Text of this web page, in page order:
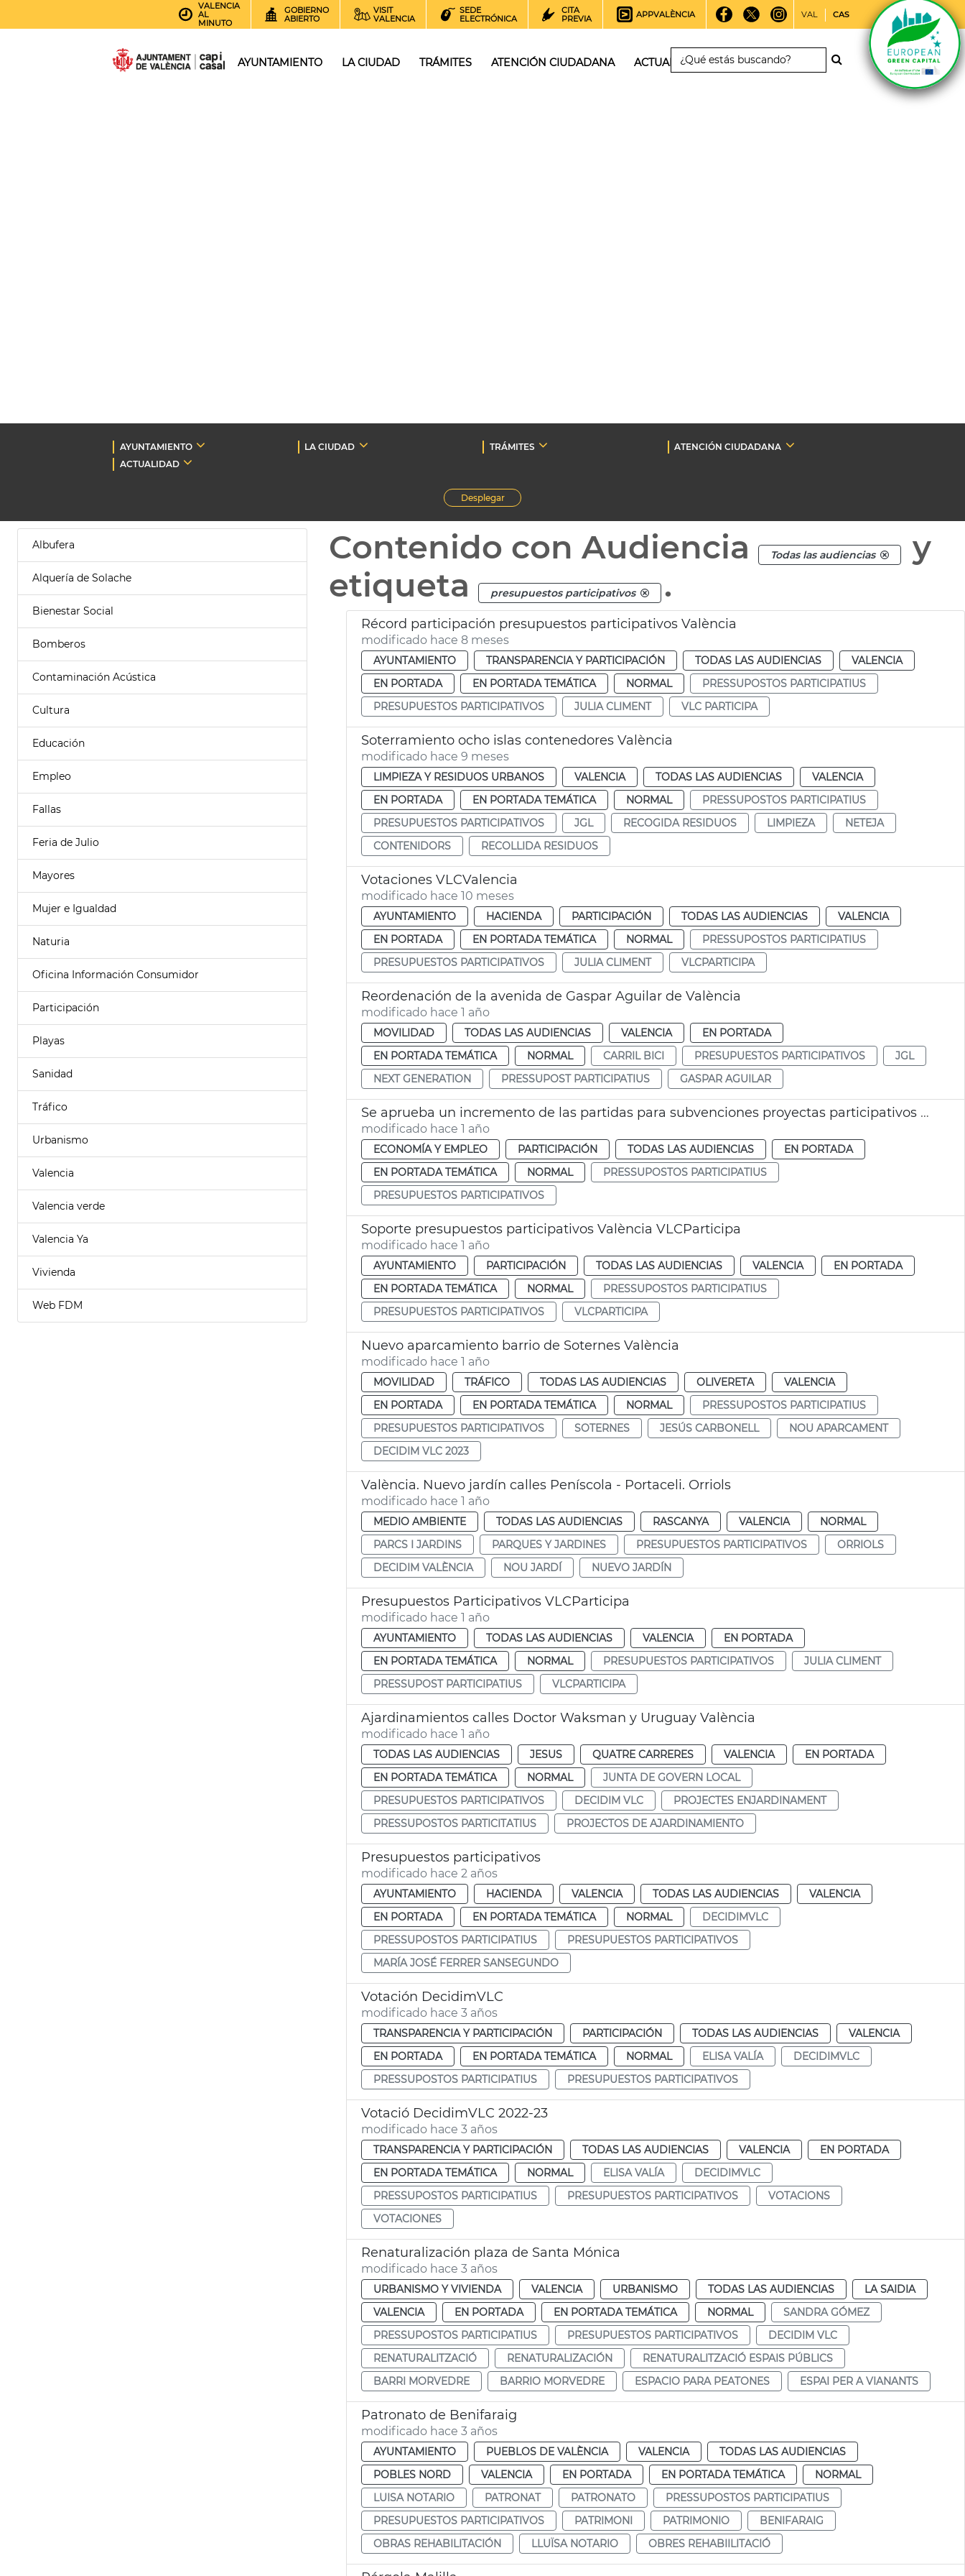
VALENCIA
AL
MINUTO
GOBIERNO
ABIERTO
VISIT
VALENCIA
SEDE
ELECTRÓNICA
CITA
PREVIA
APPVALÈNCIA VAL CAS
AYUNTAMIENTO LA CIUDAD TRÁMITES ATENCIÓN CIUDADANA ACTUALIDAD
AYUNTAMIENTO LA CIUDAD TRÁMITES
ATENCIÓN CIUDADANA
ACTUALIDAD
Desplegar
Albufera
Alquería de Solache
Bienestar Social
Bomberos
Contaminación Acústica
Cultura
Educación
Empleo
Fallas
Feria de Julio
Mayores
Mujer e Igualdad
Naturia
Oficina Información Consumidor
Participación
Playas
Sanidad
Tráfico
Urbanismo
Valencia
Valencia verde
Valencia Ya
Vivienda
Web FDM
Contenido con Audiencia Todas las audiencias
y
etiqueta
presupuestos participativos .
Récord participación presupuestos participativos València
modificado hace 8 meses
AYUNTAMIENTO TRANSPARENCIA Y PARTICIPACIÓN TODAS LAS AUDIENCIAS
VALENCIA
EN PORTADA
EN PORTADA TEMÁTICA NORMAL
PRESSUPOSTOS PARTICIPATIUS
PRESUPUESTOS PARTICIPATIVOS
JULIA CLIMENT VLC PARTICIPA
Soterramiento ocho islas contenedores València
modificado hace 9 meses
LIMPIEZA Y RESIDUOS URBANOS VALENCIA TODAS LAS AUDIENCIAS
VALENCIA
EN PORTADA
EN PORTADA TEMÁTICA NORMAL
PRESSUPOSTOS PARTICIPATIUS
PRESUPUESTOS PARTICIPATIVOS
JGL RECOGIDA RESIDUOS LIMPIEZA
NETEJA
CONTENIDORS
RECOLLIDA RESIDUOS
Votaciones VLCValencia
modificado hace 10 meses
AYUNTAMIENTO HACIENDA PARTICIPACIÓN TODAS LAS AUDIENCIAS
VALENCIA
EN PORTADA
EN PORTADA TEMÁTICA NORMAL
PRESSUPOSTOS PARTICIPATIUS
PRESUPUESTOS PARTICIPATIVOS
JULIA CLIMENT VLCPARTICIPA
Reordenación de la avenida de Gaspar Aguilar de València
modificado hace 1 año
MOVILIDAD TODAS LAS AUDIENCIAS VALENCIA
EN PORTADA
EN PORTADA TEMÁTICA
NORMAL CARRIL BICI PRESUPUESTOS PARTICIPATIVOS
JGL
NEXT GENERATION
PRESSUPOST PARTICIPATIUS GASPAR AGUILAR
Se aprueba un incremento de las partidas para subvenciones proyectas participativos València
modificado hace 1 año
ECONOMÍA Y EMPLEO PARTICIPACIÓN TODAS LAS AUDIENCIAS
EN PORTADA
EN PORTADA TEMÁTICA
NORMAL
PRESSUPOSTOS PARTICIPATIUS
PRESUPUESTOS PARTICIPATIVOS
Soporte presupuestos participativos València VLCParticipa
modificado hace 1 año
AYUNTAMIENTO PARTICIPACIÓN TODAS LAS AUDIENCIAS VALENCIA
EN PORTADA
EN PORTADA TEMÁTICA
NORMAL
PRESSUPOSTOS PARTICIPATIUS
PRESUPUESTOS PARTICIPATIVOS
VLCPARTICIPA
Nuevo aparcamiento barrio de Soternes València
modificado hace 1 año
MOVILIDAD TRÁFICO TODAS LAS AUDIENCIAS OLIVERETA
VALENCIA
EN PORTADA
EN PORTADA TEMÁTICA NORMAL
PRESSUPOSTOS PARTICIPATIUS
PRESUPUESTOS PARTICIPATIVOS
SOTERNES JESÚS CARBONELL
NOU APARCAMENT
DECIDIM VLC 2023
València. Nuevo jardín calles Peníscola - Portaceli. Orriols
modificado hace 1 año
MEDIO AMBIENTE TODAS LAS AUDIENCIAS RASCANYA VALENCIA
NORMAL
PARCS I JARDINS
PARQUES Y JARDINES PRESUPUESTOS PARTICIPATIVOS
ORRIOLS
DECIDIM VALÈNCIA
NOU JARDÍ NUEVO JARDÍN
Presupuestos Participativos VLCParticipa
modificado hace 1 año
AYUNTAMIENTO TODAS LAS AUDIENCIAS VALENCIA
EN PORTADA
EN PORTADA TEMÁTICA
NORMAL PRESUPUESTOS PARTICIPATIVOS
JULIA CLIMENT
PRESSUPOST PARTICIPATIUS
VLCPARTICIPA
Ajardinamientos calles Doctor Waksman y Uruguay València
modificado hace 1 año
TODAS LAS AUDIENCIAS JESUS QUATRE CARRERES VALENCIA
EN PORTADA
EN PORTADA TEMÁTICA
NORMAL
JUNTA DE GOVERN LOCAL
PRESUPUESTOS PARTICIPATIVOS
DECIDIM VLC
PROJECTES ENJARDINAMENT
PRESSUPOSTOS PARTICITATIUS
PROJECTOS DE AJARDINAMIENTO
Presupuestos participativos
modificado hace 2 años
AYUNTAMIENTO HACIENDA VALENCIA TODAS LAS AUDIENCIAS
VALENCIA
EN PORTADA
EN PORTADA TEMÁTICA NORMAL
DECIDIMVLC
PRESSUPOSTOS PARTICIPATIUS
PRESUPUESTOS PARTICIPATIVOS
MARÍA JOSÉ FERRER SANSEGUNDO
Votación DecidimVLC
modificado hace 3 años
TRANSPARENCIA Y PARTICIPACIÓN PARTICIPACIÓN TODAS LAS AUDIENCIAS
VALENCIA
EN PORTADA
EN PORTADA TEMÁTICA NORMAL ELISA VALÍA
DECIDIMVLC
PRESSUPOSTOS PARTICIPATIUS
PRESUPUESTOS PARTICIPATIVOS
Votació DecidimVLC 2022-23
modificado hace 3 años
TRANSPARENCIA Y PARTICIPACIÓN TODAS LAS AUDIENCIAS VALENCIA
EN PORTADA
EN PORTADA TEMÁTICA
NORMAL ELISA VALÍA
DECIDIMVLC
PRESSUPOSTOS PARTICIPATIUS
PRESUPUESTOS PARTICIPATIVOS
VOTACIONS
VOTACIONES
Renaturalización plaza de Santa Mónica
modificado hace 3 años
URBANISMO Y VIVIENDA VALENCIA URBANISMO TODAS LAS AUDIENCIAS
LA SAIDIA
VALENCIA
EN PORTADA EN PORTADA TEMÁTICA NORMAL
SANDRA GÓMEZ
PRESSUPOSTOS PARTICIPATIUS
PRESUPUESTOS PARTICIPATIVOS
DECIDIM VLC
RENATURALITZACIÓ
RENATURALIZACIÓN
RENATURALITZACIÓ ESPAIS PÚBLICS
BARRI MORVEDRE
BARRIO MORVEDRE ESPACIO PARA PEATONES ESPAI PER A VIANANTS
Patronato de Benifaraig
modificado hace 3 años
AYUNTAMIENTO PUEBLOS DE VALÈNCIA VALENCIA
TODAS LAS AUDIENCIAS
POBLES NORD
VALENCIA EN PORTADA EN PORTADA TEMÁTICA
NORMAL
LUISA NOTARIO
PATRONAT PATRONATO
PRESSUPOSTOS PARTICIPATIUS
PRESUPUESTOS PARTICIPATIVOS
PATRIMONI PATRIMONIO
BENIFARAIG
OBRAS REHABILITACIÓN
LLUÏSA NOTARIO OBRES REHABIILITACIÓ